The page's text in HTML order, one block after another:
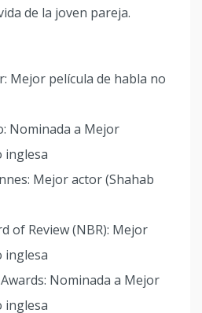
de la joven pareja.
Mejor película de habla no
Nominada a Mejor
inglesa
Mejor actor (Shahab
of Review (NBR): Mejor
inglesa
Nominada a Mejor
inglesa